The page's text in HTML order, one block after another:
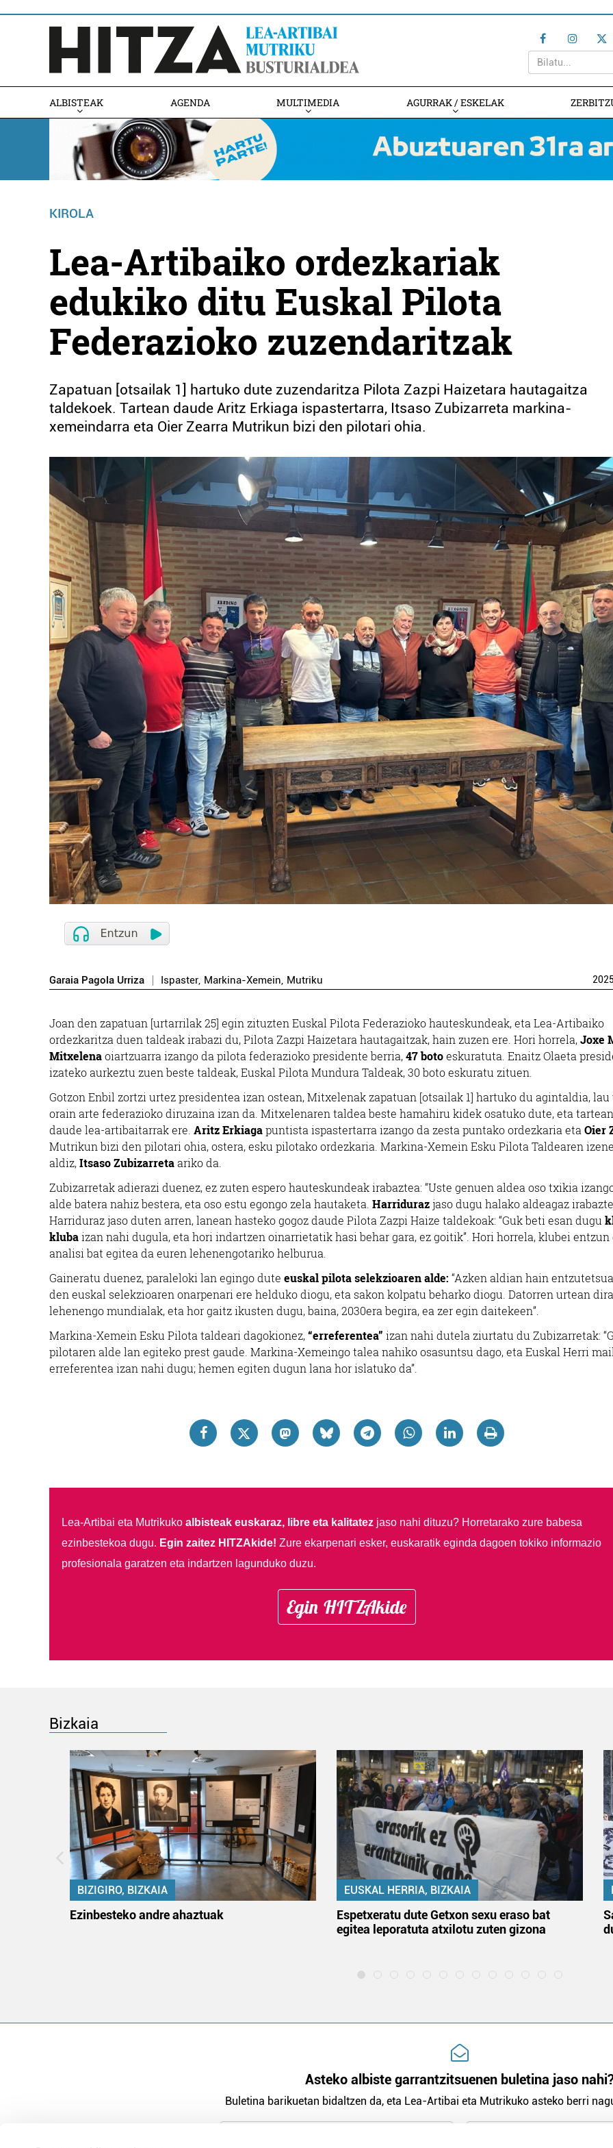
ALBISTEAK AGENDA MULTIMEDIA AGURRAK / ESKELAK
KIROLA
Lea-Artibaiko ordezkariak
edukiko ditu Euskal Pilota
Federazioko zuzendaritzak
Zapatuan [otsailak 1] hartuko dute zuzendaritza Pilota Zazpi Haizetara hautagaitza
taldekoek. Tartean daude Aritz Erkiaga ispastertarra, Itsaso Zubizarreta markina-
xemeindarra eta Oier Zearra Mutrikun bizi den pilotari ohia.
Garaia Pagola Urriza Ispaster Markina-Xemein Mutriku 2025
Joan den zapatuan [urtarrilak 25] egin zituzten Euskal Pilota Federazioko hauteskundeak, eta Lea-Artibaiko
ordezkaritza duen taldeak irabazi du, Pilota Zazpi Haizetara hautagaitzak, hain zuzen ere. Hori horrela,Joxe
Mitxelenaoiartzuarra izango da pilota federazioko presidente berria,47 botoeskuratuta. Enaitz Olaeta
izateko aurkeztu zuen beste taldeak, Euskal Pilota Mundura Taldeak, 30 boto eskuratu zituen.
Gotzon Enbil zortzi urtez presidentea izan ostean, Mitxelenak zapatuan [otsailak 1] hartuko du agintaldia, lau
orain arte federazioko diruzaina izan da. Mitxelenaren taldea beste hamahiru kidek osatuko dute, eta tartean
daude lea-artibaitarrak ere. Aritz Erkiagapuntista ispastertarra izango da zesta puntako ordezkaria eta Oier
Mutrikun bizi den pilotari ohia, ostera, esku pilotako ordezkaria. Markina-Xemein Esku Pilota Taldearen
aldiz,Itsaso Zubizarretaariko da.
Zubizarretak adierazi duenez, ez zuten espero hauteskundeak irabaztea: “Uste genuen aldea oso txikia
alde batera nahiz bestera, eta oso estu egongo zela hautaketa. Harriduraz jaso dugu halako aldeagaz
Harriduraz jaso duten arren, lanean hasteko gogoz daude Pilota Zazpi Haize taldekoak: “Guk beti esan dugu
klubaizan nahi dugula, eta hori indartzen oinarrietatik hasi behar gara, ez goitik”. Hori horrela, klubei entzun
analisi bat egitea da euren lehenengotariko helburua.
Gaineratu duenez, paraleloki lan egingo dute euskal pilota selekzioaren alde: “Azken aldian hain
den euskal selekzioaren onarpenari ere helduko diogu, eta sakon kolpatu beharko diogu. Datorren urtean dira
lehenengo mundialak, eta hor gaitz ikusten dugu, baina, 2030era begira, ea zer egin daitekeen”.
Markina-Xemein Esku Pilota taldeari dagokionez,“erreferentea” izan nahi dutela ziurtatu du Zubizarretak:
pilotaren alde lan egiteko prest gaude. Markina-Xemeingo talea nahiko osasuntsu dago, eta Euskal Herri
erreferentea izan nahi dugu; hemen egiten dugun lana hor islatuko da”.
Lea-Artibai eta Mutrikuko albisteak euskaraz, libre eta kalitatezjaso nahi dituzu? Horretarako zure babesa
ezinbestekoa dugu. Egin zaitez HITZAkide! Zure ekarpenari esker, euskaratik eginda dagoen tokiko informazio
profesionala garatzen eta indartzen lagunduko duzu.
Egin HITZAkide
Bizkaia
BIZIGIRO, BIZKAIA
Ezinbesteko andre ahaztuak
EUSKAL HERRIA, BIZKAIA
Espetxeratu dute Getxon sexu eraso bat
egitea leporatuta atxilotu zuten gizona
Asteko albiste garrantzitsuenen buletina jaso
Buletina barikuetan bidaltzen da, eta Lea-Artibai eta Mutrikuko asteko berri